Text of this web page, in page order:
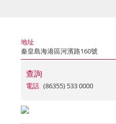
地址
秦皇島海港區河濱路160號
查詢
電話 (86355) 533 0000